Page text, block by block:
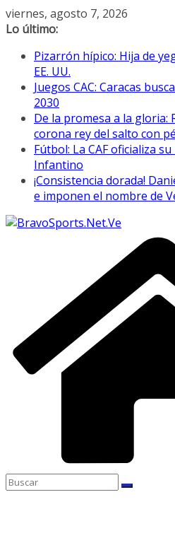
Saltar
al
viernes, agosto 7, 2026
Lo último:
Pizarrón hípico: Hija de
EE. UU.
Juegos CAC: Caracas
2030
De la promesa a la gloria:
corona rey del salto con
Fútbol: La CAF oficializa
Infantino
¡Consistencia dorada!
e imponen el nombre de